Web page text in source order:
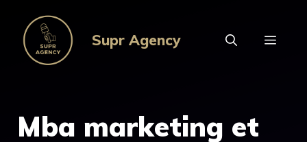
contenu
Supr Agency
Mba marketing et